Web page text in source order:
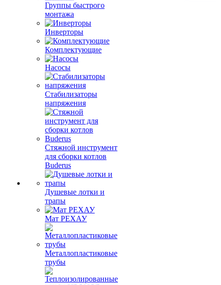
Группы быстрого
монтажа
Инверторы
Комплектующие
Насосы
Стабилизаторы
напряжения
Стяжной инструмент
для сборки котлов
Buderus
Душевые лотки и
трапы
Мат РЕХАУ
Металлопластиковые
трубы